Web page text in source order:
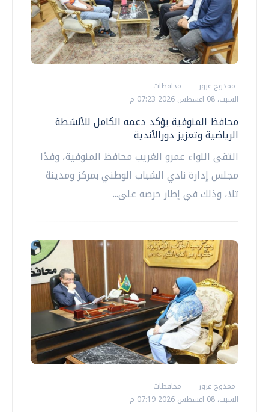
ممدوح عزوز
محافظات
السبت، 08 اغسطس 2026 07:23 م
محافظ المنوفية يؤكد دعمه الكامل للأنشطة
الرياضية وتعزيز دورالأندية
التقى اللواء عمرو الغريب محافظ المنوفية، وفدًا
مجلس إدارة نادي الشباب الوطني بمركز ومدينة
تلا، وذلك في إطار حرصه على...
ممدوح عزوز
محافظات
السبت، 08 اغسطس 2026 07:19 م